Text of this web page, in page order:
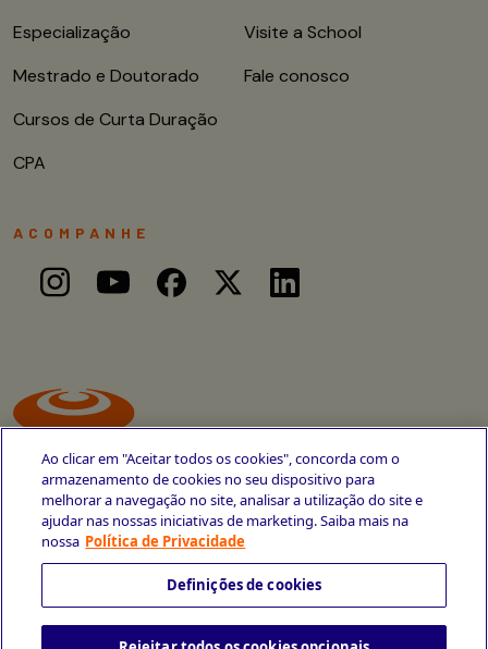
Avenida Cais do Apolo, 77
+55 81 3419-6700
Especialização
Mestrado e Doutorado
Cursos de Curta Duração
CPA
Visite a School
Fale conosco
ACOMPANHE
Ao clicar em "Aceitar todos os cookies", concorda com o
armazenamento de cookies no seu dispositivo para
melhorar a navegação no site, analisar a utilização do site e
ajudar nas nossas iniciativas de marketing. Saiba mais na
nossa Política de Privacidade
Definições de cookies